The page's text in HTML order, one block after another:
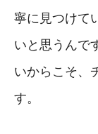
寧に見つけて
いと思うんで
いからこそ、
す。